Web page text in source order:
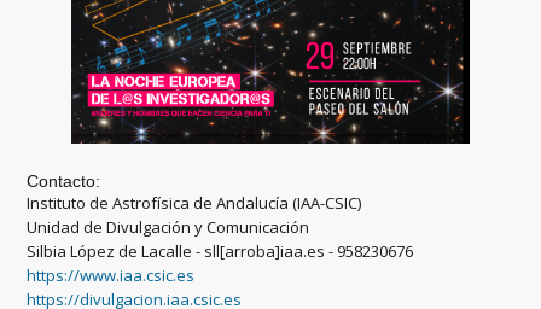
Contacto:
Instituto de Astrofísica de Andalucía (IAA-CSIC)
Unidad de Divulgación y Comunicación
Silbia López de Lacalle - sll[arroba]iaa.es - 958230676
https://www.iaa.csic.es
https://divulgacion.iaa.csic.es